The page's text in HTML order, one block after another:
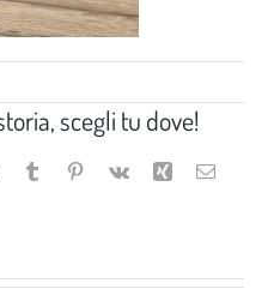
scegli tu dove!
TumblrPinterest
Vk Xing Email